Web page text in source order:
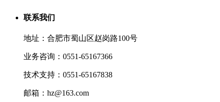
联系我们
地址：合肥市蜀山区赵岗路100号
业务咨询：0551-65167366
技术支持：0551-65167838
邮箱：hz@163.com